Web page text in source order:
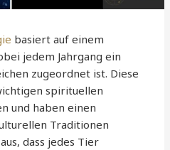
basiert auf einem
jedem Jahrgang ein
zugeordnet ist. Diese
spirituellen
und haben einen
Traditionen
dass jedes Tier